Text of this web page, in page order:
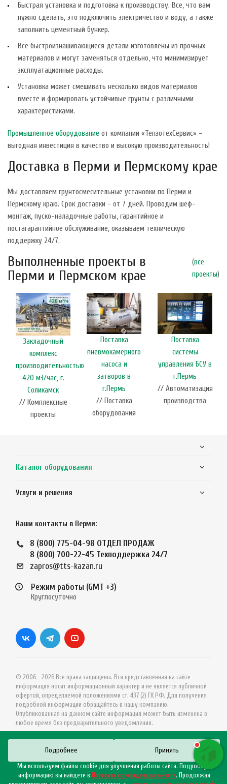
Быстрая установка и подготовка к производству. Все, что вам
нужно сделать, это подключить электричество и воду, а также
заполнить цементный бункер.
Все быстроизнашивающиеся детали изготовлены из прочных
материалов и могут заменяться отдельно, что минимизирует
эксплуатационные расходы.
Установка может смешивать несколько видов материалов
вместе и формировать устойчивые грунты с различными
характеристиками.
Промышленное оборудование от компании «ТензотехСервис» –
выгодная инвестиция в качество и высокую производительность!
Доставка в Перми и Пермскому крае
Мы доставляем грунтосмесительные установки по Перми и
Пермскому краю. Срок доставки - от 7 дней. Проводим шеф-
монтаж, пуско-наладочные работы, гарантийное и
постагарантийное обслуживание, оказываем техническую
поддержку 24/7.
Выполненные проекты в
Перми и Пермском крае
(все
проекты)
Закладочный
комплекс
производительностью
420 м3/час, г.
Соликамск
// Комплексные
проекты
Поставка
пневмокамерного
насоса и
затворов в
г.Пермь
// Поставка
оборудования
Поставка
системы
управления БСУ в
г.Пермь
// Автоматизация
производства
Каталог оборудования
Услуги и решения
Наши контакты в Перми:
8 (800) 775-04-98 ОТДЕЛ ПРОДАЖ
8 (800) 700-22-45 Техподдержка 24/7
zapros@tts-kazan.ru
Режим работы (GMT +3)
Круглосуточно
© 2006 - 2026 Все права защищены. Вся представленная на сайте
информация носит информационный характер и не является публичной
офертой, определяемой положениями ст. 437 (2) ГК РФ. Для получения
подробной информации обращайтесь в нашу компанию.
Опубликованная на данном сайте информация может быть изменена в
любое время без предварительного уведомления.
Подробнее Принять
Мы используем файлы cookie для улучшения работы сайта. Подробную
информацию вы найдете в Политике конфиденциальности. Продолжая